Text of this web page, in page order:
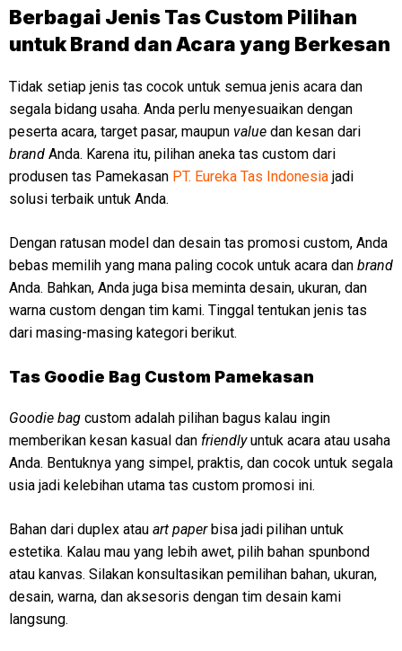
Berbagai Jenis Tas Custom Pilihan
untuk Brand dan Acara yang Berkesan
Tidak setiap jenis tas cocok untuk semua jenis acara dan
segala bidang usaha. Anda perlu menyesuaikan dengan
peserta acara, target pasar, maupun value dan kesan dari
brand Anda. Karena itu, pilihan aneka tas custom dari
produsen tas Pamekasan PT. Eureka Tas Indonesia jadi
solusi terbaik untuk Anda.
Dengan ratusan model dan desain tas promosi custom, Anda
bebas memilih yang mana paling cocok untuk acara dan brand
Anda. Bahkan, Anda juga bisa meminta desain, ukuran, dan
warna custom dengan tim kami. Tinggal tentukan jenis tas
dari masing-masing kategori berikut.
Tas Goodie Bag Custom Pamekasan
Goodie bag custom adalah pilihan bagus kalau ingin
memberikan kesan kasual dan friendlyuntuk acara atau usaha
Anda. Bentuknya yang simpel, praktis, dan cocok untuk segala
usia jadi kelebihan utama tas custom promosi ini.
Bahan dari duplex atau art paperbisa jadi pilihan untuk
estetika. Kalau mau yang lebih awet, pilih bahan spunbond
atau kanvas. Silakan konsultasikan pemilihan bahan, ukuran,
desain, warna, dan aksesoris dengan tim desain kami
langsung.